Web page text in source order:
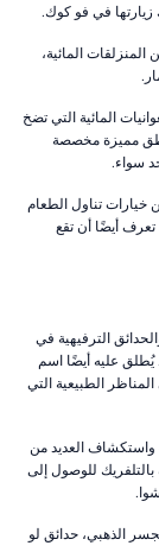
زيارتها في فو كوك.
المائية،
المائية التي تضخ
مميزة مخصصة
سواء.
خيارات تناول الطعام
أيضًا أن تقع
الترفيهية في
دانانج. يُطلق عليه أيضًا اسم
الطبيعية التي
واستكشاف العديد من
بالتلفريك للوصول إلى
الذهبي، حدائق لو